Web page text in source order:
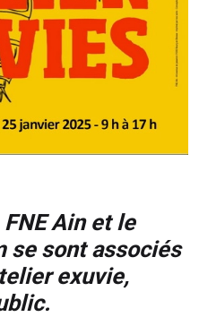
Ain et le
se sont associés
exuvie,